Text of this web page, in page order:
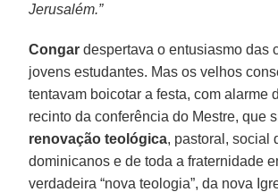
Jerusalém.”
Congar despertava o entusiasmo das
jovens estudantes. Mas os velhos
tentavam boicotar a festa, com alarme
recinto da conferência do Mestre, que
renovação teológica, pastoral, social
dominicanos e de toda a fraternidade
verdadeira “nova teologia”, da nova